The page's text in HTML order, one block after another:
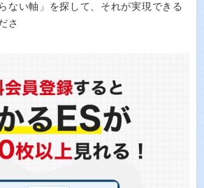
ない軸」を探して、それが実現できる
さ